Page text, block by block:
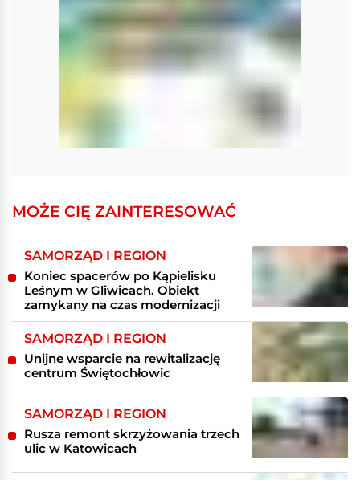
MOŻE CIĘ ZAINTERESOWAĆ
SAMORZĄD I REGION
Koniec spacerów po Kąpielisku
Leśnym w Gliwicach. Obiekt
zamykany na czas modernizacji
SAMORZĄD I REGION
Unijne wsparcie na rewitalizację
centrum Świętochłowic
SAMORZĄD I REGION
Rusza remont skrzyżowania trzech
ulic w Katowicach